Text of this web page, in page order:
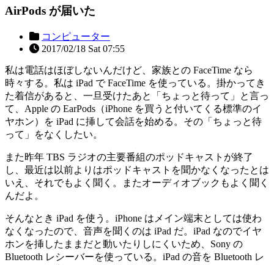
AirPods が届いた
コンピューター
2017/02/18 Sat 07:55
私は電話はほぼしないんだけど、家族との FaceTime なら
時々する。私は iPad で FaceTime を使っている。掛かってき
た着信があると、一旦受けたあと「ちょっと待って」と言っ
て、Apple の EarPods（iPhone を買うと付いてくる標準のイ
ヤホン）を iPad に挿して会話を始める。その「ちょっと待
って」をなくしたい。
また昨年 TBS ラジオの主要番組のポッドキャストが終了
し、最近は以前よりはポッドキャストを聞かなくなったとは
いえ、それでもよく聞く。またオーディオブックもよく聞く
んだよ。
そんなとき iPad を使う。iPhone はメイン端末としては使わ
なくなったので、音声を聞くのは iPad だ。iPad なのでイヤ
ホンを挿したままだと動いたりしにくいため、Sony の
Bluetooth レシーバーを使っている。iPad の音を Bluetooth レ